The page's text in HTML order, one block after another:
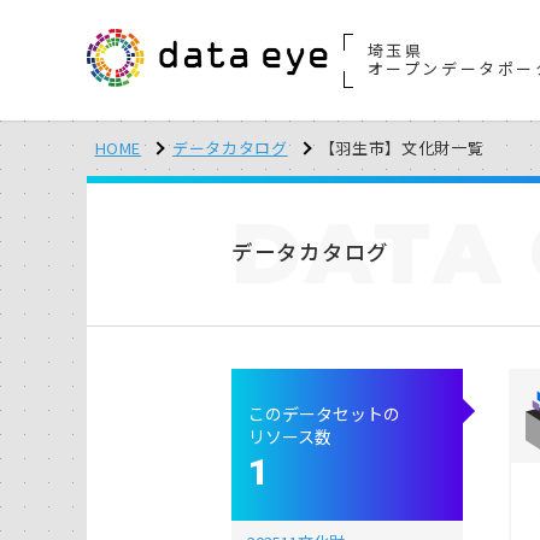
埼玉県
オープンデータポー
HOME データカタログ 【羽生市】文化財一覧
データカタログ
DATA
このデータセットの
リソース数
1